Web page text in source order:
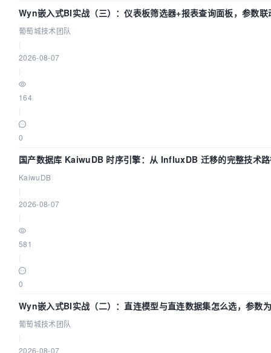
Wyn嵌入式BI实战（三）：仪表板筛选器+报表查询面板，参数联
葡萄城技术团队
2026-08-07
164
0
国产数据库 KaiwuDB 时序引擎：从 InfluxDB 迁移的完整技术
KaiwuDB
2026-08-07
581
0
Wyn嵌入式BI实战（二）：直连模型与直连数据集怎么选，参数
葡萄城技术团队
2026-08-07